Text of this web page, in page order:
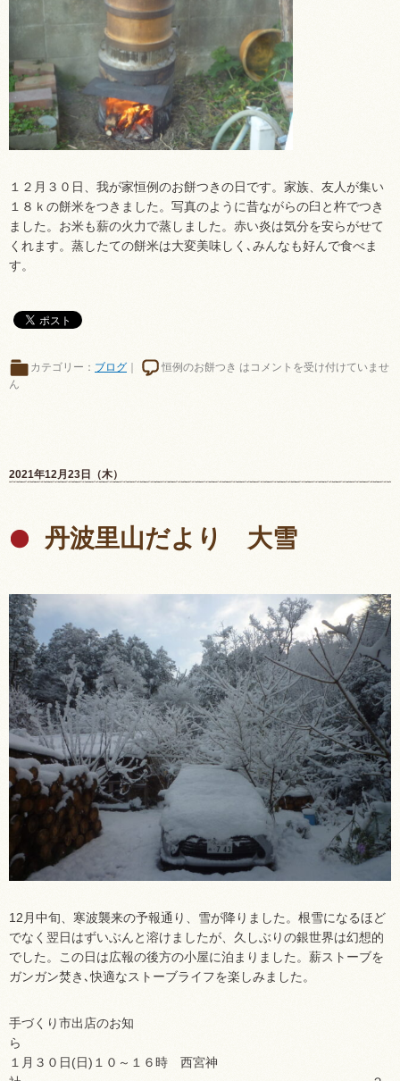
１２月３０日、我が家恒例のお餅つきの日です。家族、友人が集い
１８ｋの餅米をつきました。写真のように昔ながらの臼と杵でつき
ました。お米も薪の火力で蒸しました。赤い炎は気分を安らがせて
くれます。蒸したての餅米は大変美味しく､みんなも好んで食べま
す。
カテゴリー： ブログ 恒例のお餅つき は コメントを受け付けていませ
ん
2021年12月23日（木）
丹波里山だより 大雪
12月中旬、寒波襲来の予報通り、雪が降りました。根雪になるほど
でなく翌日はずいぶんと溶けましたが、久しぶりの銀世界は幻想的
でした。この日は広報の後方の小屋に泊まりました。薪ストーブを
ガンガン焚き､快適なストーブライフを楽しみました。
手づくり市出店のお知
ら
１月３０日(日)１０～１６時 西宮神